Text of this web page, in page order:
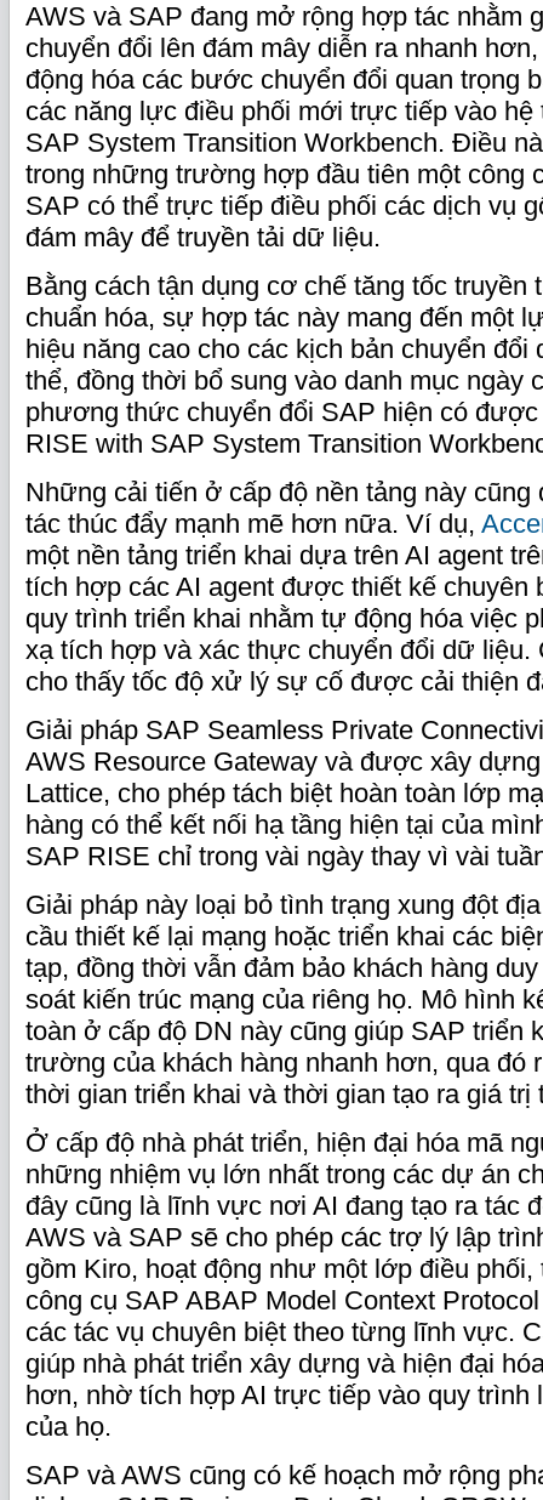
AWS và SAP đang mở rộng hợp tác nhằm
chuyển đổi lên đám mây diễn ra nhanh
động hóa các bước chuyển đổi quan trọng
các năng lực điều phối mới trực tiếp vào hệ
SAP System Transition Workbench. Điều
trong những trường hợp đầu tiên một công
SAP có thể trực tiếp điều phối các dịch vụ
đám mây để truyền tải dữ liệu.
Bằng cách tận dụng cơ chế tăng tốc truyền
chuẩn hóa, sự hợp tác này mang đến một
hiệu năng cao cho các kịch bản chuyển đổi
thể, đồng thời bổ sung vào danh mục ngày
phương thức chuyển đổi SAP hiện có
RISE with SAP System Transition
Những cải tiến ở cấp độ nền tảng này
tác thúc đẩy mạnh mẽ hơn nữa. Ví dụ,
một nền tảng triển khai dựa trên AI agent
tích hợp các AI agent được thiết kế chuyên
quy trình triển khai nhằm tự động hóa việc
xạ tích hợp và xác thực chuyển đổi dữ liệu.
cho thấy tốc độ xử lý sự cố được cải thiện
Giải pháp SAP Seamless Private
AWS Resource Gateway và được xây
Lattice, cho phép tách biệt hoàn toàn lớp
hàng có thể kết nối hạ tầng hiện tại của
SAP RISE chỉ trong vài ngày thay vì vài
Giải pháp này loại bỏ tình trạng xung đột
cầu thiết kế lại mạng hoặc triển khai các
tạp, đồng thời vẫn đảm bảo khách hàng
soát kiến trúc mạng của riêng họ. Mô hình
toàn ở cấp độ DN này cũng giúp SAP triển
trường của khách hàng nhanh hơn, qua đó
thời gian triển khai và thời gian tạo ra giá trị
Ở cấp độ nhà phát triển, hiện đại hóa mã
những nhiệm vụ lớn nhất trong các dự án
đây cũng là lĩnh vực nơi AI đang tạo ra tác
AWS và SAP sẽ cho phép các trợ lý lập
gồm Kiro, hoạt động như một lớp điều phối,
công cụ SAP ABAP Model Context
các tác vụ chuyên biệt theo từng lĩnh vực.
giúp nhà phát triển xây dựng và hiện đại
hơn, nhờ tích hợp AI trực tiếp vào quy trình
của họ.
SAP và AWS cũng có kế hoạch mở rộng